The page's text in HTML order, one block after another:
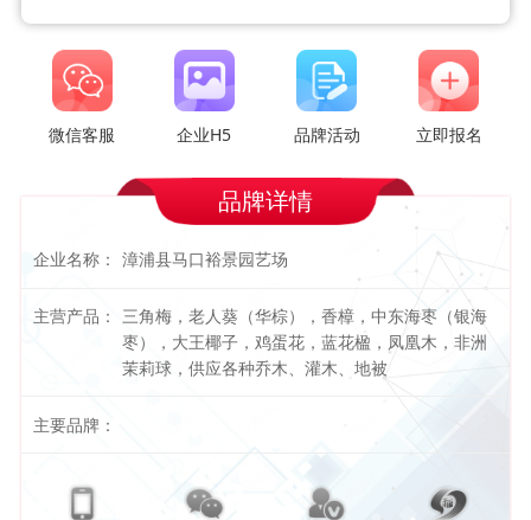
微信客服 企业H5 品牌活动 立即报名
品牌详情
企业名称： 漳浦县马口裕景园艺场
主营产品： 三角梅，老人葵（华棕），香樟，中东海枣（银海
枣），大王椰子，鸡蛋花，蓝花楹，凤凰木，非洲
茉莉球，供应各种乔木、灌木、地被
主要品牌：